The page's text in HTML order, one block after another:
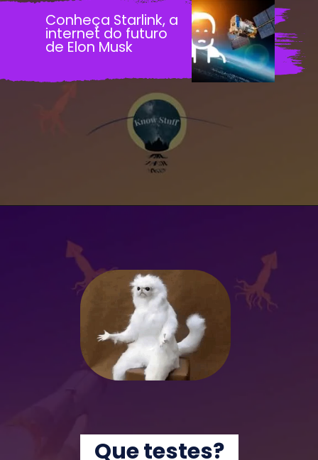
Conheça Starlink, a
internet do futuro
de Elon Musk
Que testes?